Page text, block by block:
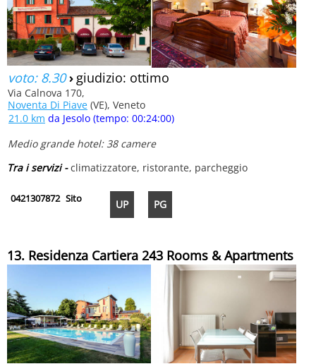
UP PG
voto: 8.30› giudizio: ottimo
Via Calnova 170,
Noventa Di Piave (VE), Veneto
21.0 km da Jesolo (tempo: 00:24:00)
Medio grande hotel: 38 camere
Tra i servizi -climatizzatore, ristorante, parcheggio
0421307872 Sito
13. Residenza Cartiera 243 Rooms & Apartments